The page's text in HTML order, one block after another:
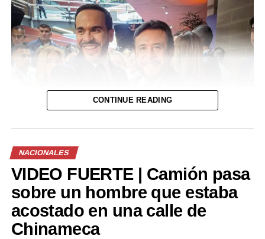
CONTINUE READING
NACIONALES
VIDEO FUERTE | Camión pasa
sobre un hombre que estaba
acostado en una calle de
Chinameca